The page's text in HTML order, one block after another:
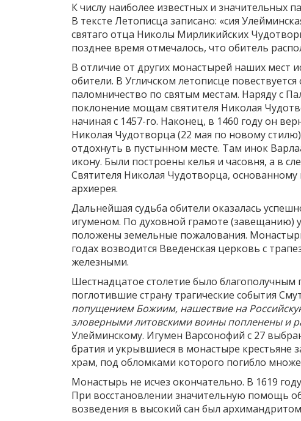
К числу наиболее известных и значительных
В тексте Летописца записано: «сия
святаго отца Николы Мирликийских
позднее время отмечалось, что обитель
В отличие от других монастырей наших мест
обители. В Угличском летописце
паломничество по святым местам. Наряду с
поклонение мощам святителя Николая
начиная с 1457-го. Наконец, в 1460 году он
Николая Чудотворца (22 мая по новому
отдохнуть в пустынном месте. Там инок
икону. Были построены келья и часовня, а в
Святителя Николая Чудотворца,
архиерея.
Дальнейшая судьба обители оказалась
игуменом. По духовной грамоте (завещанию)
положены земельные пожалования.
годах возводится Введенская церковь с
железными.
Шестнадцатое столетие было благополучным
поглотившие страну трагические события
попущением Божиим, нашествие на
зловерными литовскими воины попленены и
Улейминскому. Игумен Варсонофий с 27
братия и укрывшиеся в монастыре крестьяне
храм, под обломками которого погибло
Монастырь не исчез окончательно. В 1619
При восстановлении значительную помощь
возведения в высокий сан был